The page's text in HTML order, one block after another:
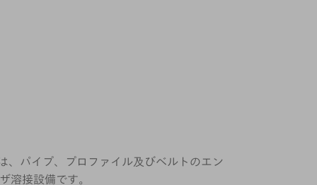
、パイプ、プロファイル及びベルトのエン
溶接設備です。